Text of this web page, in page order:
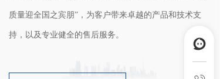
质量迎全国之宾朋”，为客户带来卓越的产品和技术支
持，以及专业健全的售后服务。